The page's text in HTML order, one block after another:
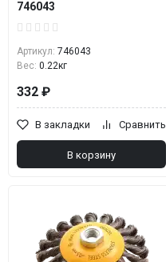
746043
Артикул: 746043
Вес: 0.22кг
332 ₽
В закладки Сравнить
В корзину